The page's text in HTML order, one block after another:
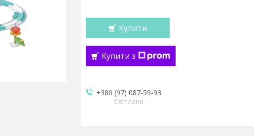
Купити
Купити з
+380 (97) 087-59-93
Світлана